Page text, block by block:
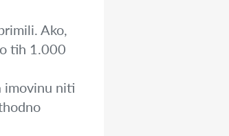
Ako,
tih 1.000
imovinu niti